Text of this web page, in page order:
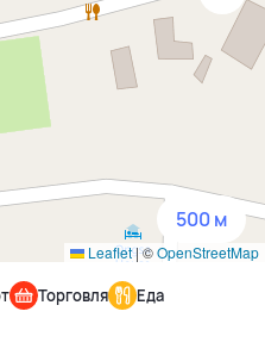
Leaflet|©OpenStreetMap
500 м
3 км
Торговля
Еда